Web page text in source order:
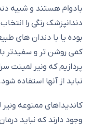
بادوام هستند و شبیه
دندانپزشک رنگی را
بوده یا با دندان های
کمی روشن تر و سفیدتر
پردازیم که ونیر لمینت
نباید از آنها استفاده شود.
کاندیداهای ممنوعه
وجود دارند که نباید